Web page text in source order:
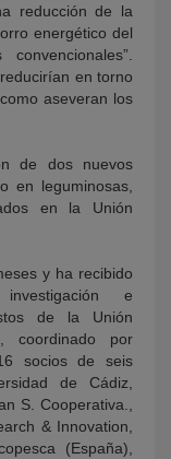
reducción de la
energético del
en torno
aseveran los
de dos nuevos
en leguminosas,
en la Unión
y ha recibido
e
de la Unión
coordinado por
socios de seis
de Cádiz,
S. Cooperativa.,
& Innovation,
(España),